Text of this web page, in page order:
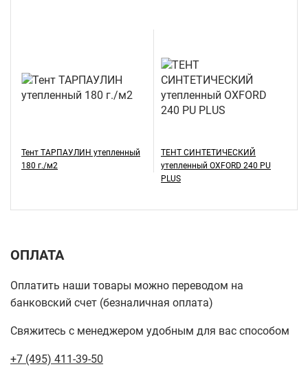
Тент ТАРПАУЛИН утепленный
180 г./м2
ТЕНТ СИНТЕТИЧЕСКИЙ
утепленный OXFORD 240 PU
PLUS
ОПЛАТА
Оплатить наши товары можно переводом на
банковский счет (безналичная оплата)
Свяжитесь с менеджером удобным для вас способом
+7 (495) 411-39-50